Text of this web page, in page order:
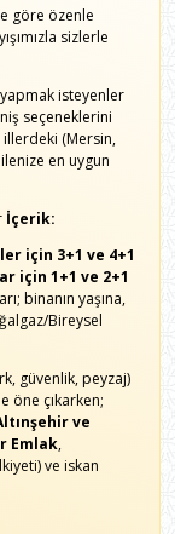
göre özenle
sizlerle
isteyenler
seçeneklerini
illerdeki (Mersin,
en uygun
İçerik:
için 3+1 ve 4+1
için 1+1 ve 2+1
binanın yaşına,
Bireysel
güvenlik, peyzaj)
öne çıkarken;
ve
Emlak,
ve iskan